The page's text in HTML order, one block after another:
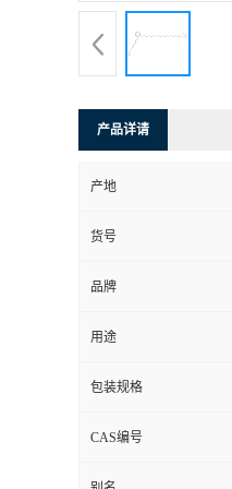
产品详请
产地
货号
品牌
用途
包装规格
CAS编号